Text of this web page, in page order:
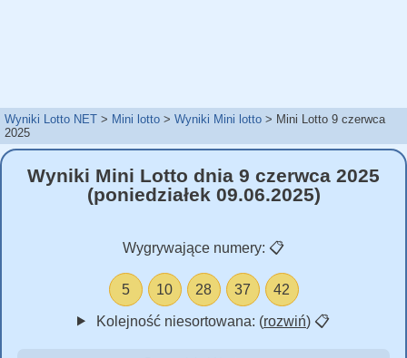
Wyniki Lotto NET Mini lotto Wyniki Mini lotto
Mini Lotto 9 czerwca
2025
Wyniki Mini Lotto dnia 9 czerwca 2025
(poniedziałek 09.06.2025)
Wygrywające numery: 📋
5 10 28 37 42
Kolejność niesortowana: (rozwiń) 📋